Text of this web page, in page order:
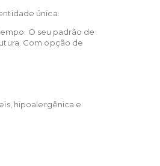
única.
O seu padrão de
Com opção de
hipoalergênica e